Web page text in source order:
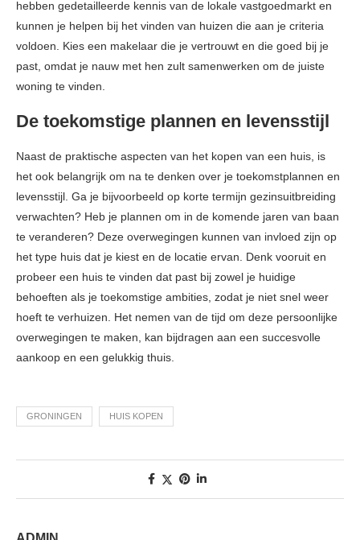
hebben gedetailleerde kennis van de lokale vastgoedmarkt en
kunnen je helpen bij het vinden van huizen die aan je criteria
voldoen. Kies een makelaar die je vertrouwt en die goed bij je
past, omdat je nauw met hen zult samenwerken om de juiste
woning te vinden.
De toekomstige plannen en levensstijl
Naast de praktische aspecten van het kopen van een huis, is
het ook belangrijk om na te denken over je toekomstplannen en
levensstijl. Ga je bijvoorbeeld op korte termijn gezinsuitbreiding
verwachten? Heb je plannen om in de komende jaren van baan
te veranderen? Deze overwegingen kunnen van invloed zijn op
het type huis dat je kiest en de locatie ervan. Denk vooruit en
probeer een huis te vinden dat past bij zowel je huidige
behoeften als je toekomstige ambities, zodat je niet snel weer
hoeft te verhuizen. Het nemen van de tijd om deze persoonlijke
overwegingen te maken, kan bijdragen aan een succesvolle
aankoop en een gelukkig thuis.
GRONINGEN HUIS KOPEN